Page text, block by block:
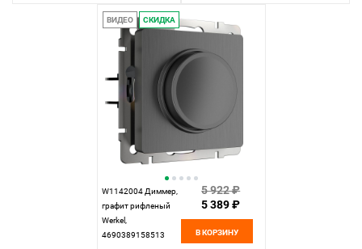
ВИДЕО СКИДКА
W1142004 Диммер,
графит рифленый
Werkel,
4690389158513
5 922 ₽
5 389 ₽
В КОРЗИНУ